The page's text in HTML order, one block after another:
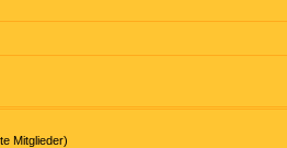
Mitglieder)